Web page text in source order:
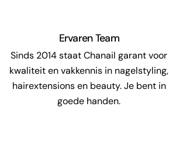
Ervaren Team
Sinds 2014 staat Chanail garant voor
kwaliteit en vakkennis in nagelstyling,
hairextensions en beauty. Je bent in
goede handen.